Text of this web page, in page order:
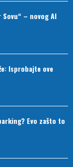
– novog AI
Isprobajte ove
Evo zašto to